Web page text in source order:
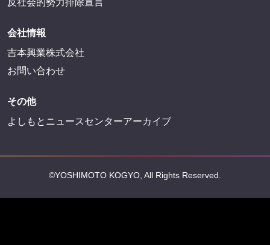
反社会的勢力排除宣言
会社情報
吉本興業株式会社
お問い合わせ
その他
よしもとニュースセンターアーカイブ
©YOSHIMOTO KOGYO, All Rights Reserved.